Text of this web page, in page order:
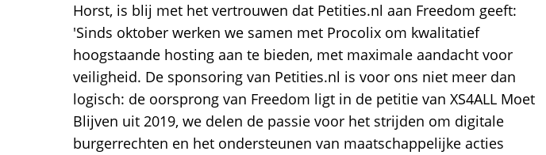
Horst, is blij met het vertrouwen dat Petities.nl aan Freedom geeft:
'Sinds oktober werken we samen met Procolix om kwalitatief
hoogstaande hosting aan te bieden, met maximale aandacht voor
veiligheid. De sponsoring van Petities.nl is voor ons niet meer dan
logisch: de oorsprong van Freedom ligt in de petitie van XS4ALL Moet
Blijven uit 2019, we delen de passie voor het strijden om digitale
burgerrechten en het ondersteunen van maatschappelijke acties